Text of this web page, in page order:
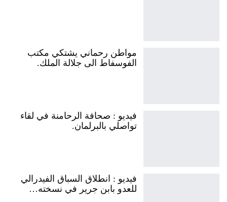
مواطن رحماني يشتكي مكتب
الفوسفاط الى جلالة الملك.
فيديو : صحافة الرحامنة في لقاء
تواصلي بالبرلمان.
فيديو : انطلاق السباق الفيدرالي
للعدو بابن جرير في نسخته…